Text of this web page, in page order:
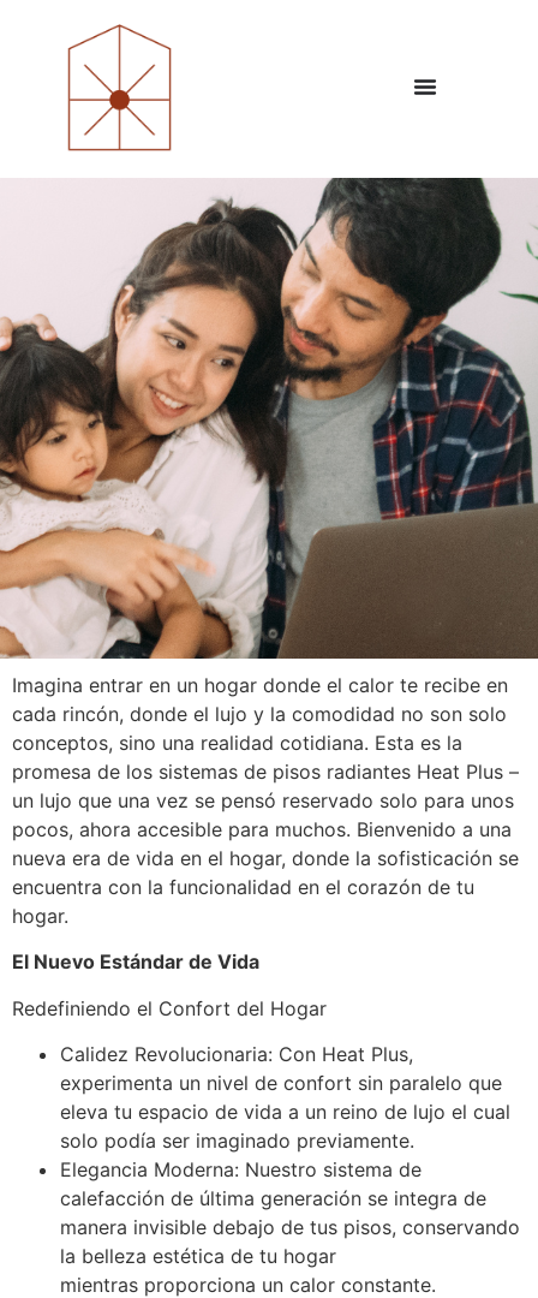
Imagina entrar en un hogar donde el calor te recibe en
cada rincón, donde el lujo y la comodidad no son solo
conceptos, sino una realidad cotidiana. Esta es la
promesa de los sistemas de pisos radiantes Heat Plus –
un lujo que una vez se pensó reservado solo para unos
pocos, ahora accesible para muchos. Bienvenido a una
nueva era de vida en el hogar, donde la sofisticación se
encuentra con la funcionalidad en el corazón de tu
hogar.
El Nuevo Estándar de Vida
Redefiniendo el Confort del Hogar
Calidez Revolucionaria: Con Heat Plus,
experimenta un nivel de confort sin paralelo que
eleva tu espacio de vida a un reino de lujo el cual
solo podía ser imaginado previamente.
Elegancia Moderna: Nuestro sistema de
calefacción de última generación se integra de
manera invisible debajo de tus pisos, conservando
la belleza estética de tu hogar
mientras proporciona un calor constante.